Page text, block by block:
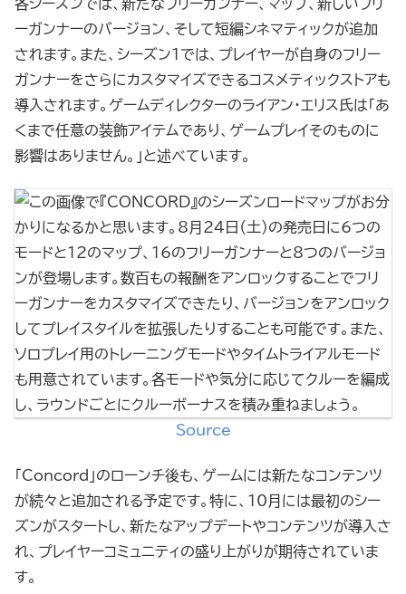
各シーズンでは、新たなフリーガンナー、マップ、新しいフリ
ーガンナーのバージョン、そして短編シネマティックが追加
されます。また、シーズン1では、プレイヤーが自身のフリー
ガンナーをさらにカスタマイズできるコスメティックストアも
導入されます。ゲームディレクターのライアン・エリス氏は「あ
くまで任意の装飾アイテムであり、ゲームプレイそのものに
影響はありません。」と述べています。
Source
「Concord」のローンチ後も、ゲームには新たなコンテンツ
が続々と追加される予定です。特に、10月には最初のシー
ズンがスタートし、新たなアップデートやコンテンツが導入さ
れ、プレイヤーコミュニティの盛り上がりが期待されていま
す。